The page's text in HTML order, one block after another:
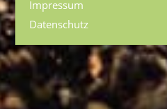
Impressum
Datenschutz